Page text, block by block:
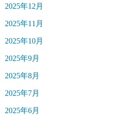
2025年12月
2025年11月
2025年10月
2025年9月
2025年8月
2025年7月
2025年6月